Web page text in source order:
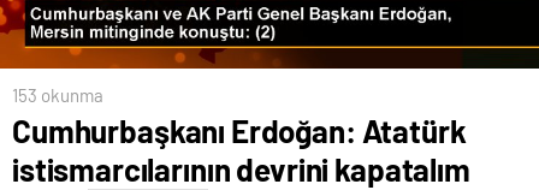
153 okunma
Cumhurbaşkanı Erdoğan: Atatürk
istismarcılarının devrini kapatalım